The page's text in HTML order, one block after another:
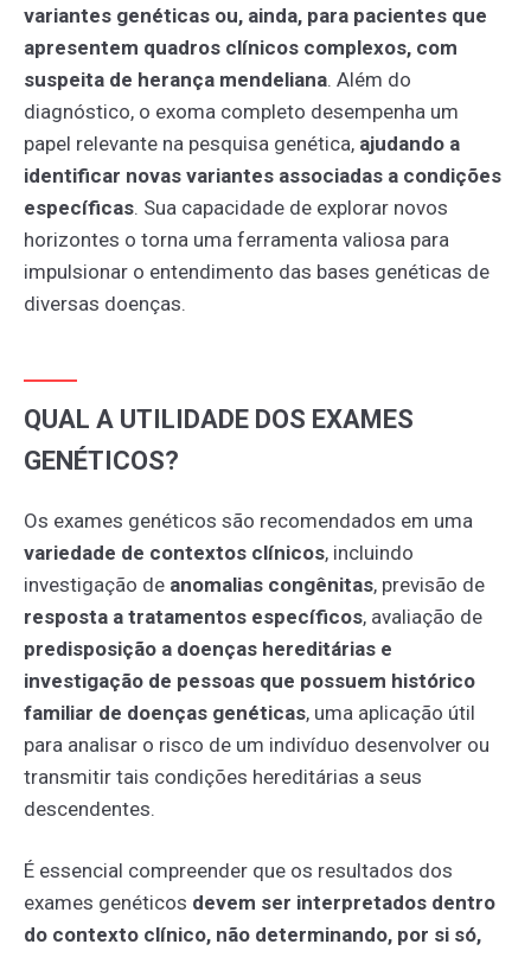
variantes genéticas ou, ainda, para pacientes que
apresentem quadros clínicos complexos, com
suspeita de herança mendeliana. Além do
diagnóstico, o exoma completo desempenha um
papel relevante na pesquisa genética, ajudando a
identificar novas variantes associadas a condições
específicas. Sua capacidade de explorar novos
horizontes o torna uma ferramenta valiosa para
impulsionar o entendimento das bases genéticas de
diversas doenças.
QUAL A UTILIDADE DOS EXAMES
GENÉTICOS?
Os exames genéticos são recomendados em uma
variedade de contextos clínicos, incluindo
investigação de anomalias congênitas, previsão de
resposta a tratamentos específicos, avaliação de
predisposição a doenças hereditárias e
investigação de pessoas que possuem histórico
familiar de doenças genéticas, uma aplicação útil
para analisar o risco de um indivíduo desenvolver ou
transmitir tais condições hereditárias a seus
descendentes.
É essencial compreender que os resultados dos
exames genéticos devem ser interpretados dentro
do contexto clínico, não determinando, por si só,